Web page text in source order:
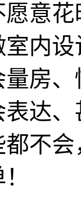
意
内
房
达
不